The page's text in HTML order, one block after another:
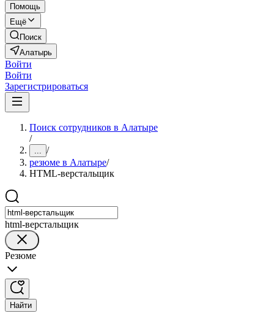
Помощь
Ещё
Поиск
Алатырь
Войти
Войти
Зарегистрироваться
Поиск сотрудников в Алатыре
/
... /
резюме в Алатыре/
HTML-верстальщик
html-верстальщик
Резюме
Найти